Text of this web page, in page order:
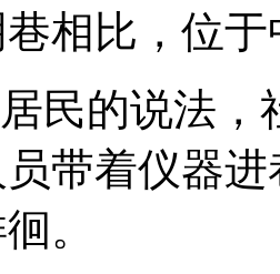
相比，位
民的说法
带着仪器
。